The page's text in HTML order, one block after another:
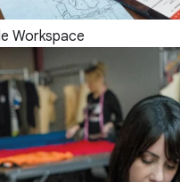
Workspace